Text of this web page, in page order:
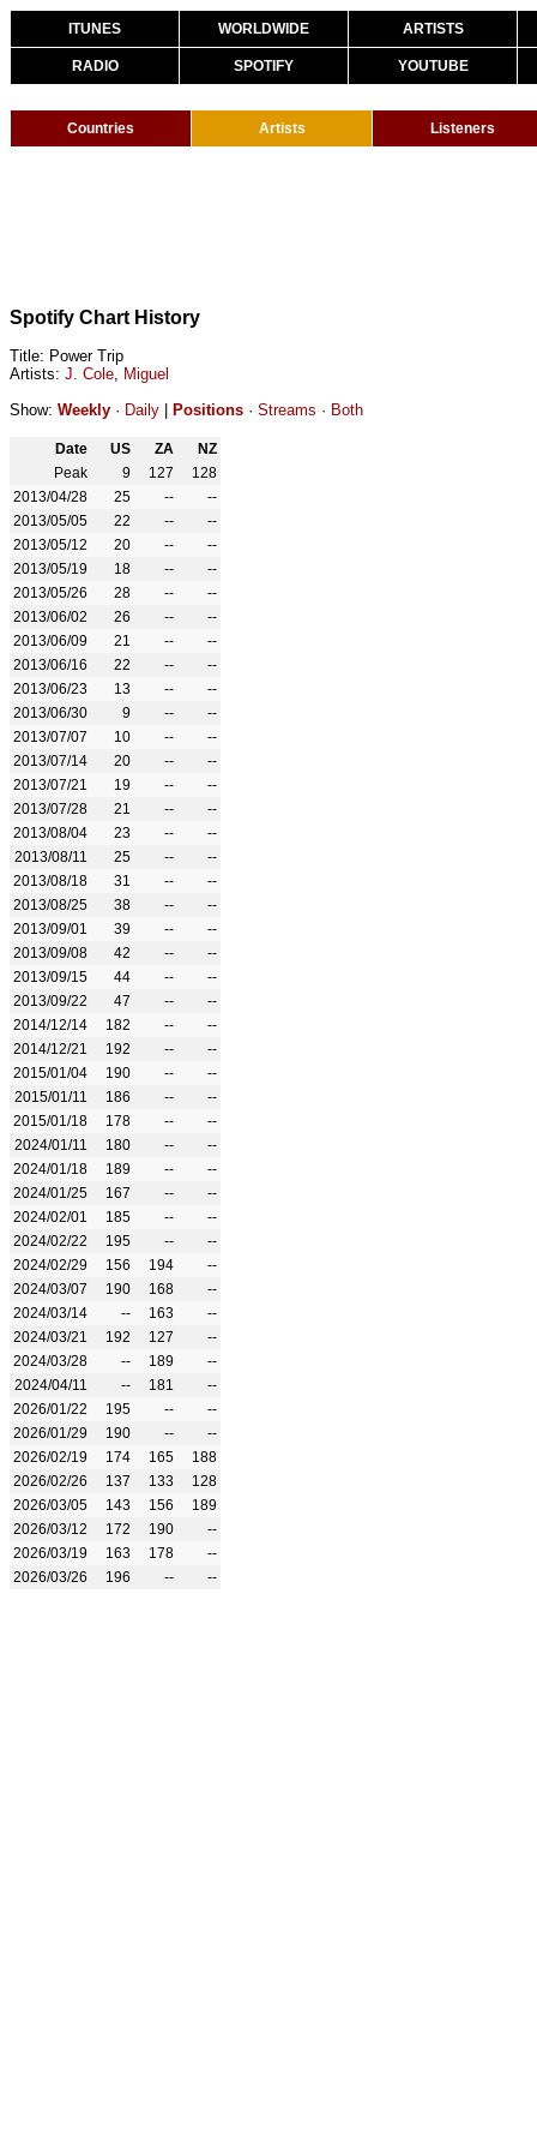
ITUNES WORLDWIDE ARTISTS
RADIO SPOTIFY YOUTUBE
Countries Artists Listeners
Spotify Chart History
Title: Power Trip
Artists: J. Cole, Miguel
Show: Weekly · Daily Positions · Streams · Both
Date US ZA
NZ
Peak
9 127
128
2013/04/28
25 --
--
2013/05/05
22 --
--
2013/05/12
20 --
--
2013/05/19
18 --
--
2013/05/26
28 --
--
2013/06/02
26 --
--
2013/06/09
21 --
--
2013/06/16
22 --
--
2013/06/23
13 --
--
2013/06/30
9 --
--
2013/07/07
10 --
--
2013/07/14
20 --
--
2013/07/21
19 --
--
2013/07/28
21 --
--
2013/08/04
23 --
--
2013/08/11
25 --
--
2013/08/18
31 --
--
2013/08/25
38 --
--
2013/09/01
39 --
--
2013/09/08
42 --
--
2013/09/15
44 --
--
2013/09/22
47 --
--
2014/12/14
182 --
--
2014/12/21
192 --
--
2015/01/04
190 --
--
2015/01/11
186 --
--
2015/01/18
178 --
--
2024/01/11
180 --
--
2024/01/18
189 --
--
2024/01/25
167 --
--
2024/02/01
185 --
--
2024/02/22
195 --
--
2024/02/29
156 194
--
2024/03/07
190 168
--
2024/03/14
-- 163
--
2024/03/21
192 127
--
2024/03/28
-- 189
--
2024/04/11
-- 181
--
2026/01/22
195 --
--
2026/01/29
190 --
--
2026/02/19
174 165
188
2026/02/26
137 133
128
2026/03/05
143 156
189
2026/03/12
172 190
--
2026/03/19
163 178
--
2026/03/26
196 -- --